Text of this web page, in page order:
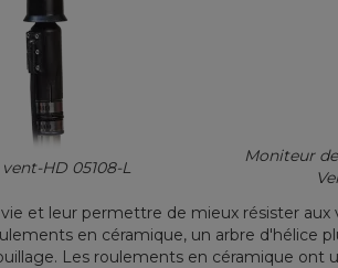
HD 05108-L
Moniteur
et leur permettre de mieux résister aux
en céramique, un arbre d'hélice
Les roulements en céramique ont